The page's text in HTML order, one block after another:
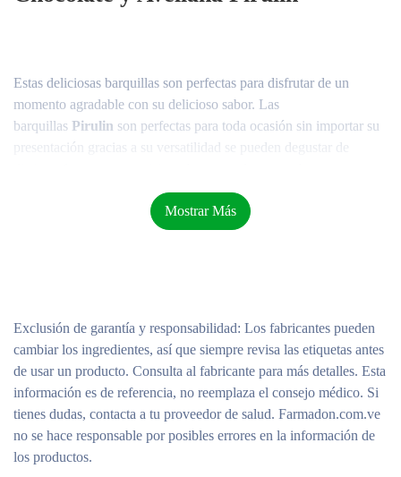
Estas deliciosas barquillas son perfectas para disfrutar de un
momento agradable con su delicioso sabor. Las
barquillas Pirulin son perfectas para toda ocasión sin importar su
presentación gracias a su versatilidad se pueden degustar de
torta, helado o algún otro postre en específico.
Los mejores postres son los que podemos preparar rápido. Así
saboreamos en poco tiempo la deliciosa mezcla entre un rico
postre y el perfecto complemento que es Pirulin. ¿Quieres saber
cómo preparar una marquesa de Chocolate con Pirulin?
¡Aquí va!
Mostrar Más
Exclusión de garantía y responsabilidad: Los fabricantes pueden
cambiar los ingredientes, así que siempre revisa las etiquetas antes
de usar un producto. Consulta al fabricante para más detalles. Esta
información es de referencia, no reemplaza el consejo médico. Si
tienes dudas, contacta a tu proveedor de salud. Farmadon.com.ve
no se hace responsable por posibles errores en la información de
los productos.